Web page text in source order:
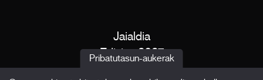
Jaialdia
Edizioa 2027
Pribatutasun-aukerak